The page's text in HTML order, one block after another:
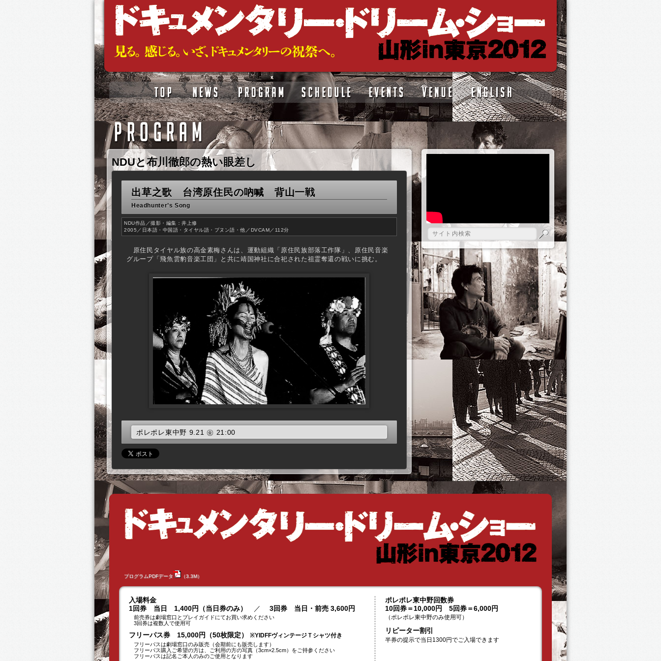
NDUと布川徹郎の熱い眼差し
出草之歌 台湾原住民の吶喊 背山一戦
Headhunter’s Song
NDU作品／撮影・編集：井上修
2005／日本語・中国語・タイヤル語・プヌン語・他／DVCAM／112分
原住民タイヤル族の高金素梅さんは、運動組織「原住民族部落工作隊」、原住民音楽
グループ「飛魚雲豹音楽工団」と共に靖国神社に合祀された祖霊奪還の戦いに挑む。
ポレポレ東中野 9.21 ㊎ 21:00
プログラムPDFデータ （3.3M）
入場料金
1回券 当日 1,400円（当日券のみ）
／ 3回券 当日・前売 3,600円
前売券は劇場窓口とプレイガイドにてお買い求めください
3回券は複数人で使用可
フリーパス券 15,000円（50枚限定）
※YIDFFヴィンテージＴシャツ付き
フリーパスは劇場窓口のみ販売（会期前にも販売します）
フリーパス購入ご希望の方は、ご利用の方の写真（3cm×2.5cm）をご持参ください
フリーパスは記名ご本人のみのご使用となります
ポレポレ東中野回数券
10回券＝10,000円 5回券＝6,000円
（ポレポレ東中野のみ使用可）
リピーター割引
半券の提示で当日1300円でご入場できます